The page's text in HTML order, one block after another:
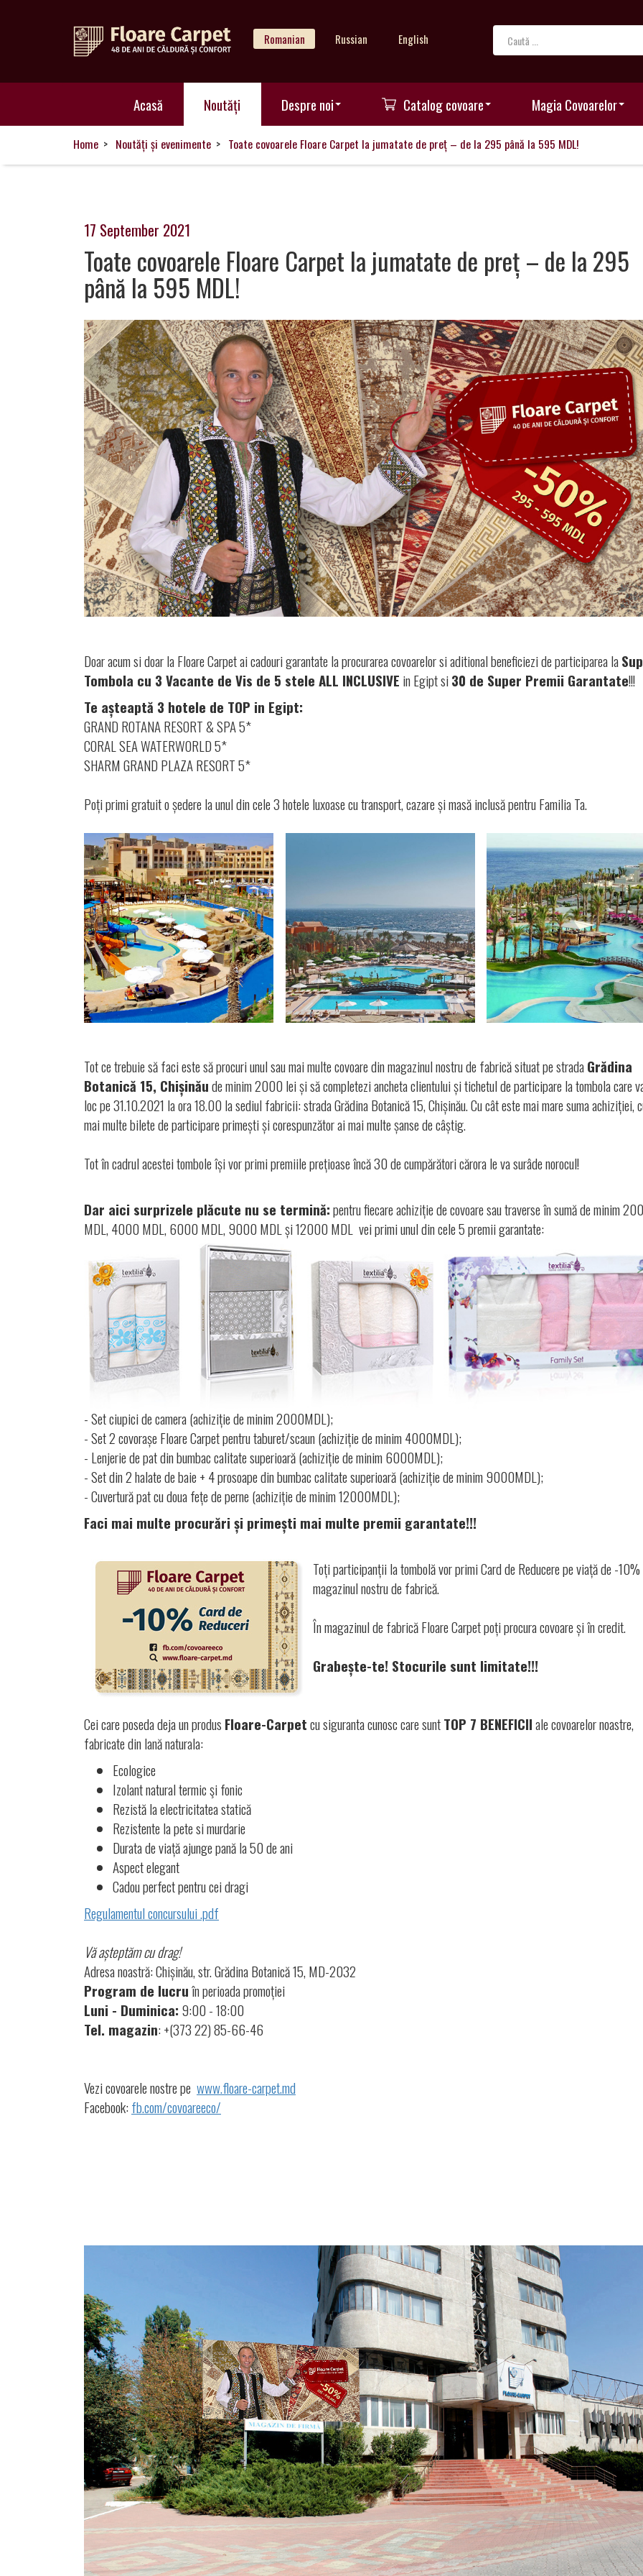
Romanian Russian English
Acasă Noutăți Despre noi Catalog covoare Magia Covoarelor
Acasă
Covoarelor
Home Noutăți și evenimente Toate covoarele Floare Carpet la jumatate de preț – de la 295 până la 595 MDL!
17 September 2021
Toate covoarele Floare Carpet la jumatate de preț – de la 295
până la 595 MDL!
Doar acum si doar la Floare Carpet ai cadouri garantate la procurarea covoarelor si aditional beneficiezi de participarea la
Tombola cu 3 Vacante de Vis de 5 stele ALL INCLUSIVE in Egipt si 30 de Super Premii Garantate!!!
Te așteaptă 3 hotele de TOP in Egipt:
GRAND ROTANA RESORT & SPA 5*
CORAL SEA WATERWORLD 5*
SHARM GRAND PLAZA RESORT 5*
Poți primi gratuit o ședere la unul din cele 3 hotele luxoase cu transport, cazare și masă inclusă pentru Familia Ta.
Tot ce trebuie să faci este să procuri unul sau mai multe covoare din magazinul nostru de fabrică situat pe strada Grădina
Botanică 15, Chișinăude minim 2000 lei și să completezi ancheta clientului și tichetul de participare la tombola care
loc pe 31.10.2021 la ora 18.00 la sediul fabricii: strada Grădina Botanică 15, Chișinău. Cu cât este mai mare suma achiziției,
mai multe bilete de participare primești și corespunzător ai mai multe șanse de câștig.
Tot în cadrul acestei tombole își vor primi premiile prețioase încă 30 de cumpărători cărora le va surâde norocul!
Dar aici surprizele plăcute nu se termină:pentru fiecare achiziție de covoare sau traverse în sumă de minim
MDL, 4000 MDL, 6000 MDL, 9000 MDL și 12000 MDL vei primi unul din cele 5 premii garantate:
- Set ciupici de camera (achiziție de minim 2000MDL);
- Set 2 covorașe Floare Carpet pentru taburet/scaun (achiziție de minim 4000MDL);
- Lenjerie de pat din bumbac calitate superioară (achiziție de minim 6000MDL);
- Set din 2 halate de baie + 4 prosoape din bumbac calitate superioară (achiziție de minim 9000MDL);
- Cuvertură pat cu doua fețe de perne (achiziție de minim 12000MDL);
Faci mai multe procurări și primești mai multe premii garantate!!!
Toți participanții la tombolă vor primi Card de Reducere pe viață de -
magazinul nostru de fabrică.
În magazinul de fabrică Floare Carpet poți procura covoare și în credit.
Grabește-te! Stocurile sunt limitate!!!
Cei care poseda deja un produs Floare-Carpetcu siguranta cunosc care suntTOP 7 BENEFICIIale covoarelor noastre,
fabricate din lană naturala:
Ecologice
Izolant natural termic şi fonic
Rezistă la electricitatea statică
Rezistente la pete si murdarie
Durata de viață ajunge pană la 50 de ani
Aspect elegant
Cadou perfect pentru cei dragi
Regulamentul concursului .pdf
Vă așteptăm cu drag!
Adresa noastră: Chișinău, str. Grădina Botanică 15, MD-2032
Program de lucruîn perioada promoției
Luni - Duminica: 9:00 - 18:00
Tel. magazin: +(373 22) 85-66-46
Vezi covoarele nostre pe www.floare-carpet.md
Facebook: fb.com/covoareeco/